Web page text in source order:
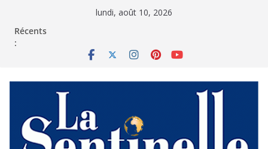
lundi, août 10, 2026
Récents
: